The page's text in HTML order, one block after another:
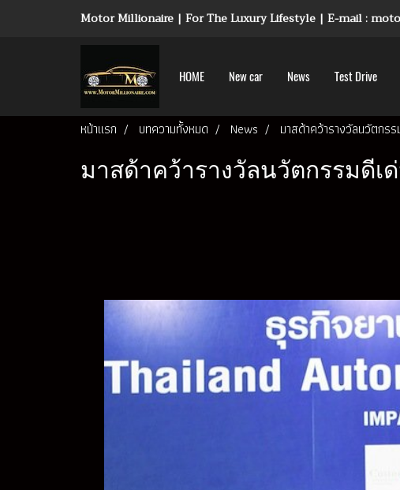
Motor Millionaire | For The Luxury Lifestyle | E-mail :
HOME New car News Test Drive
หน้าแรก บทความทั้งหมด News มาสด้าคว้ารางวัลนวัตกร
มาสด้าคว้ารางวัลนวัตกรรมดีเ